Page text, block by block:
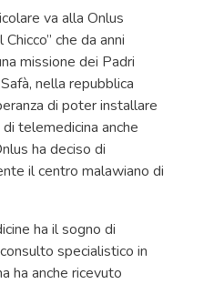
va alla Onlus
che da anni
missione dei Padri
nella repubblica
di poter installare
telemedicina anche
ha deciso di
il centro malawiano di
ha il sogno di
specialistico in
ha anche ricevuto